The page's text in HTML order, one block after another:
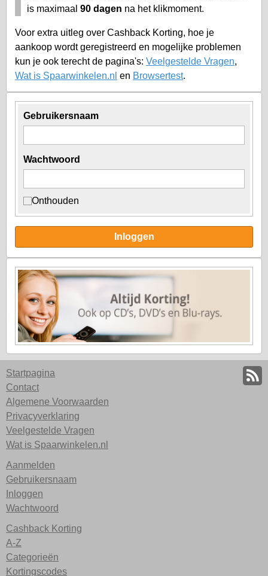
Gebruikersnaam
Wachtwoord
Onthouden
Inloggen
is maximaal 90 dagen na het klikmoment.
Voor extra uitleg over Cashback Korting, hoe je
aankoop wordt geregistreerd en mogelijke problemen
kun je ook terecht de pagina's: Veelgestelde Vragen,
Wat is Spaarwinkelen.nl en Browsertest.
Startpagina
Contact
Algemene Voorwaarden
Privacyverklaring
Veelgestelde Vragen
Wat is Spaarwinkelen.nl
Aanmelden
Gebruikersnaam
Inloggen
Wachtwoord
Cashback Korting
A-Z
Categorieën
Kortingscodes